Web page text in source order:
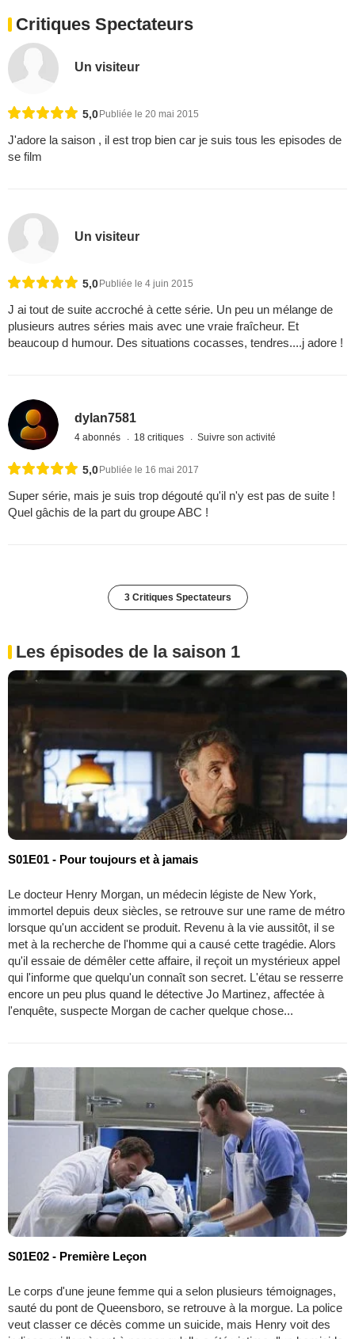
Critiques Spectateurs
Un visiteur
5,0Publiée le 20 mai 2015
J'adore la saison , il est trop bien car je suis tous les episodes de
se film
Un visiteur
5,0 Publiée le 4 juin 2015
J ai tout de suite accroché à cette série. Un peu un mélange de
plusieurs autres séries mais avec une vraie fraîcheur. Et
beaucoup d humour. Des situations cocasses, tendres....j adore !
dylan7581
4 abonnés 18 critiques Suivre son activité
5,0 Publiée le 16 mai 2017
Super série, mais je suis trop dégouté qu'il n'y est pas de suite !
Quel gâchis de la part du groupe ABC !
3 Critiques Spectateurs
Les épisodes de la saison 1
S01E01 - Pour toujours et à jamais
Le docteur Henry Morgan, un médecin légiste de New York,
immortel depuis deux siècles, se retrouve sur une rame de métro
lorsque qu'un accident se produit. Revenu à la vie aussitôt, il se
met à la recherche de l'homme qui a causé cette tragédie. Alors
qu'il essaie de démêler cette affaire, il reçoit un mystérieux appel
qui l'informe que quelqu'un connaît son secret. L'étau se resserre
encore un peu plus quand le détective Jo Martinez, affectée à
l'enquête, suspecte Morgan de cacher quelque chose...
S01E02 - Première Leçon
Le corps d'une jeune femme qui a selon plusieurs témoignages,
sauté du pont de Queensboro, se retrouve à la morgue. La police
veut classer ce décès comme un suicide, mais Henry voit des